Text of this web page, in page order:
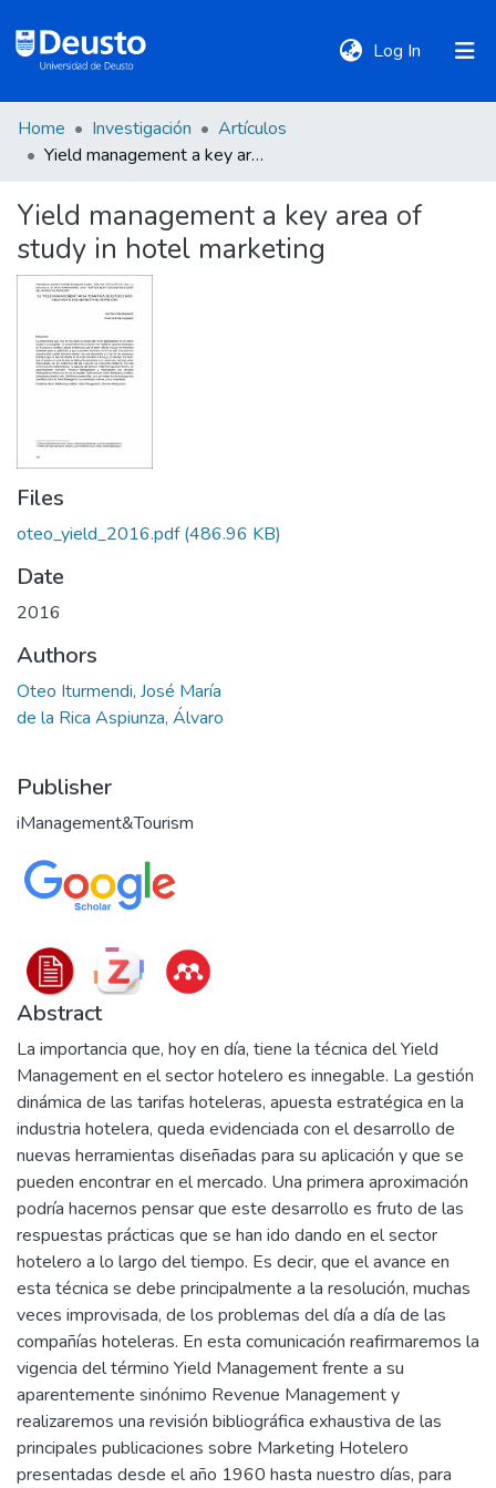
Log In (current)
DeustoTeka
Communities
&
Collections
All of DSpace
Policies
Home Investigación
Artículos
Yield management a key area of study in hotel marketing
Yield management a key area of
study in hotel marketing
Files
oteo_yield_2016.pdf(486.96 KB)
Date
2016
Authors
Oteo Iturmendi, José María
de la Rica Aspiunza, Álvaro
Publisher
iManagement&Tourism
Abstract
La importancia que, hoy en día, tiene la técnica del Yield
Management en el sector hotelero es innegable. La gestión
dinámica de las tarifas hoteleras, apuesta estratégica en la
industria hotelera, queda evidenciada con el desarrollo de
nuevas herramientas diseñadas para su aplicación y que se
pueden encontrar en el mercado. Una primera aproximación
podría hacernos pensar que este desarrollo es fruto de las
respuestas prácticas que se han ido dando en el sector
hotelero a lo largo del tiempo. Es decir, que el avance en
esta técnica se debe principalmente a la resolución, muchas
veces improvisada, de los problemas del día a día de las
compañías hoteleras. En esta comunicación reafirmaremos la
vigencia del término Yield Management frente a su
aparentemente sinónimo Revenue Management y
realizaremos una revisión bibliográfica exhaustiva de las
principales publicaciones sobre Marketing Hotelero
presentadas desde el año 1960 hasta nuestro días, para